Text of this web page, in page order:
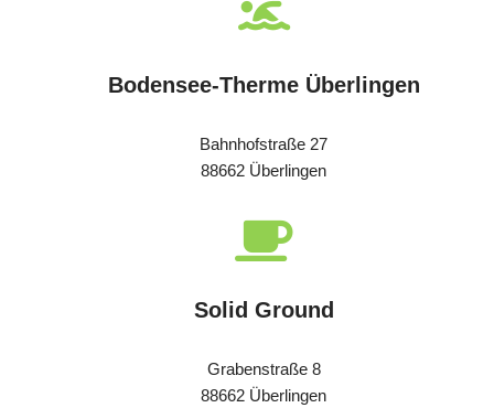
Bodensee-Therme Überlingen
Bahnhofstraße 27
88662 Überlingen
Solid Ground
Grabenstraße 8
88662 Überlingen